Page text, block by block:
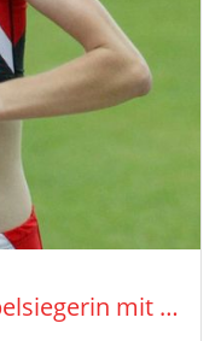
Laura Knörr 1500m-Doppelsiegerin mit und ohne Hindernisse